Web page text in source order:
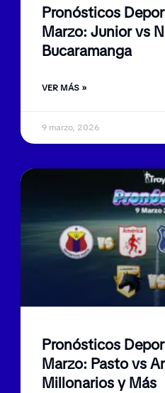
Pronósticos
Marzo: Junior vs
Bucaramanga
VER MÁS »
9 marzo, 2026
Pronósticos
Marzo: Pasto vs
Millonarios y Más